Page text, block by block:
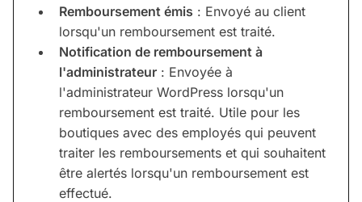
Remboursement émis : Envoyé au client
lorsqu'un remboursement est traité.
Notification de remboursement à
l'administrateur : Envoyée à
l'administrateur WordPress lorsqu'un
remboursement est traité. Utile pour les
boutiques avec des employés qui peuvent
traiter les remboursements et qui souhaitent
être alertés lorsqu'un remboursement est
effectué.